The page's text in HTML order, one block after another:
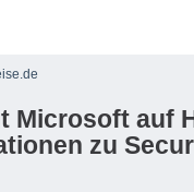
Microsoft auf
zu